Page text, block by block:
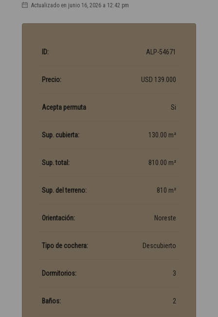
Actualizado en junio 16, 2026 a 12:42 pm
ID: ALP-54671
Precio: USD 139.000
Acepta permuta Si
Sup. cubierta: 130.00 m²
Sup. total: 810.00 m²
Sup. del terreno: 810 m²
Orientación: Noreste
Tipo de cochera: Descubierto
Dormitorios: 3
Baños: 2